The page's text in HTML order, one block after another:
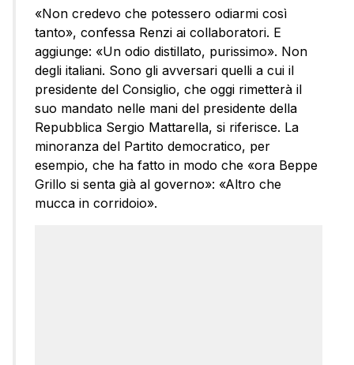
«Non credevo che potessero odiarmi così
tanto», confessa Renzi ai collaboratori. E
aggiunge: «Un odio distillato, purissimo». Non
degli italiani. Sono gli avversari quelli a cui il
presidente del Consiglio, che oggi rimetterà il
suo mandato nelle mani del presidente della
Repubblica Sergio Mattarella, si riferisce. La
minoranza del Partito democratico, per
esempio, che ha fatto in modo che «ora Beppe
Grillo si senta già al governo»: «Altro che
mucca in corridoio».